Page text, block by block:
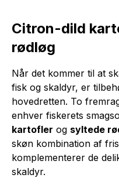
Citron-dild
rødløg
Når det kommer til at
fisk og skaldyr, er
hovedretten. To
enhver fiskerets
kartofler og syltede
skøn kombination af
komplementerer de
skaldyr.